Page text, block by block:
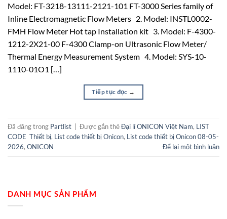
Model: FT-3218-13111-2121-101 FT-3000 Series family of
Inline Electromagnetic Flow Meters 2. Model: INSTL0002-
FMH Flow Meter Hot tap Installation kit 3. Model: F-4300-
1212-2X21-00 F-4300 Clamp-on Ultrasonic Flow Meter/
Thermal Energy Measurement System 4. Model: SYS-10-
1110-01O1 […]
Tiếp tục đọc →
Đã đăng trong Partlist Được gắn thẻĐại lí ONICON Việt Nam, LIST
CODE Thiết bị, List code thiết bị Onicon, List code thiết bị Onicon 08-05-
2026, ONICON Để lại một bình luận
DANH MỤC SẢN PHẨM